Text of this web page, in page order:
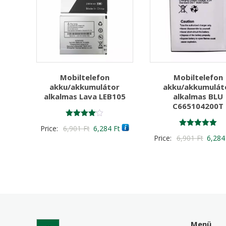
Mobiltelefon
akku/akkumulátor
alkalmas Lava LEB105
4.00
Price: 6,901Ft Original
6,284 FtCurrent
Mobiltelefon
akku/
alkalmas BLU
C665104200T
5.00
Price: 6,901Ft 6,284